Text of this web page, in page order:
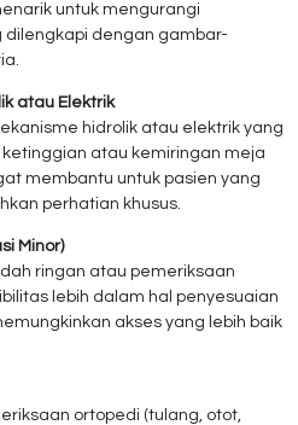
untuk mengurangi
dilengkapi dengan gambar-
atau Elektrik
hidrolik atau elektrik yang
atau kemiringan meja
membantu untuk pasien yang
perhatian khusus.
Minor)
ringan atau pemeriksaan
lebih dalam hal penyesuaian
akses yang lebih baik
ortopedi (tulang, otot,